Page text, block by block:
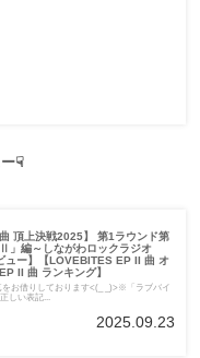
☟
頂上決戦2025】 第1ラウンド第
」編～しながわロックラジオ
ュー】【LOVEBITES EP II 曲 オ
II 曲 ランキング】
お借りしております<(_ _)>※「ラブバイ
しい表記...
2025.09.23